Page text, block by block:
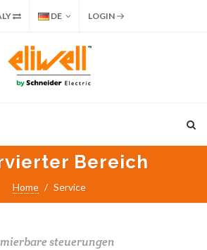
DE LOGIN
Bereich
Home Service
steuerungen